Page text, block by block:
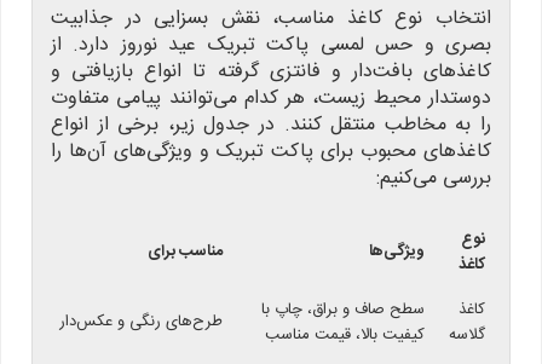
انتخاب نوع کاغذ مناسب، نقش بسزایی در جذابیت
بصری و حس لمسی پاکت تبریک عید نوروز دارد. از
کاغذهای بافت‌دار و فانتزی گرفته تا انواع بازیافتی و
دوستدار محیط زیست، هر کدام می‌توانند پیامی متفاوت
را به مخاطب منتقل کنند. در جدول زیر، برخی از انواع
کاغذهای محبوب برای پاکت تبریک و ویژگی‌های آن‌ها را
بررسی می‌کنیم:
نوع
کاغذ
ویژگی‌ها مناسب برای
کاغذ
گلاسه
سطح صاف و براق، چاپ با
کیفیت بالا، قیمت مناسب
طرح‌های رنگی و عکس‌دار